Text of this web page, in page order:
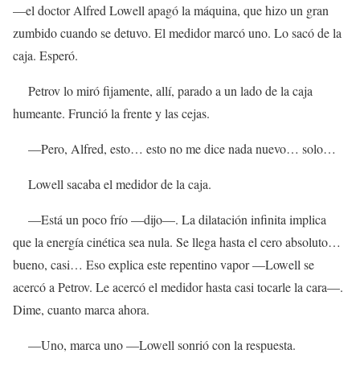
—el doctor Alfred Lowell apagó la máquina, que hizo un gran
zumbido cuando se detuvo. El medidor marcó uno. Lo sacó de la
caja. Esperó.
Petrov lo miró fijamente, allí, parado a un lado de la caja
humeante. Frunció la frente y las cejas.
—Pero, Alfred, esto… esto no me dice nada nuevo… solo…
Lowell sacaba el medidor de la caja.
—Está un poco frío —dijo—. La dilatación infinita implica
que la energía cinética sea nula. Se llega hasta el cero absoluto…
bueno, casi… Eso explica este repentino vapor —Lowell se
acercó a Petrov. Le acercó el medidor hasta casi tocarle la cara—.
Dime, cuanto marca ahora.
—Uno, marca uno —Lowell sonrió con la respuesta.